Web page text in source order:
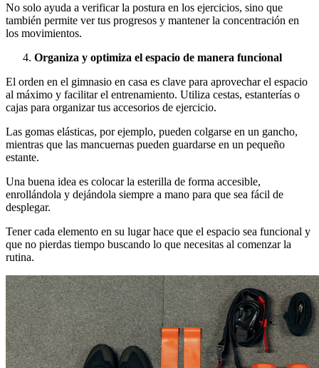
No solo ayuda a verificar la postura en los ejercicios, sino que
también permite ver tus progresos y mantener la concentración en
los movimientos.
Organiza y optimiza el espacio de manera funcional
El orden en el gimnasio en casa es clave para aprovechar el espacio
al máximo y facilitar el entrenamiento. Utiliza cestas, estanterías o
cajas para organizar tus accesorios de ejercicio.
Las gomas elásticas, por ejemplo, pueden colgarse en un gancho,
mientras que las mancuernas pueden guardarse en un pequeño
estante.
Una buena idea es colocar la esterilla de forma accesible,
enrollándola y dejándola siempre a mano para que sea fácil de
desplegar.
Tener cada elemento en su lugar hace que el espacio sea funcional y
que no pierdas tiempo buscando lo que necesitas al comenzar la
rutina.